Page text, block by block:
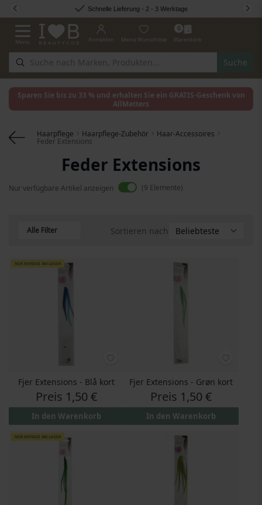
Zum Inhalt springen Schnelle Lieferung - 2 - 3 Werktage
Navigation umschalten
Menü
Suche
Anmelden Meine Wunschliste
0
Warenkorb
Sparen Sie bis zu 33 % und erhalten Sie ein GRATIS-Geschenk von
AllMatters
Haarpflege Haarpflege-Zubehör
Haar-Accessoires
Feder Extensions
Feder Extensions
Nur verfügbare Artikel anzeigen 9 Elemente
Alle Filter Sortieren nach
NUR WENIGE AM LAGER
Fjer Extensions - Blå kort
Preis 1,50 €
In den Warenkorb
Fjer Extensions - Grøn kort
Preis 1,50 €
In den Warenkorb
NUR WENIGE AM LAGER